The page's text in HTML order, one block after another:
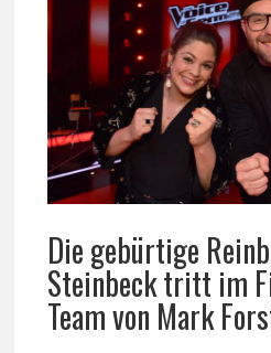
Die gebürtige
Steinbeck tritt im
Team von Mark